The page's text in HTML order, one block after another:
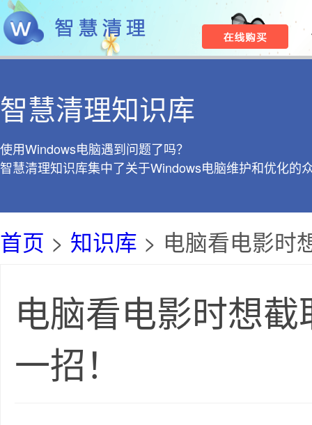
智慧清理知识库
使用Windows电脑遇到问题了吗？
智慧清理知识库集中了关于Windows电脑维护和优化的
首页 > 知识库 > 电脑看电影时
电脑看电影时想
一招！